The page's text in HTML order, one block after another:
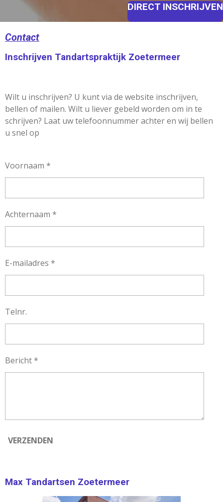
DIRECT INSCHRIJVEN
Contact
Inschrijven Tandartspraktijk Zoetermeer
Wilt u inschrijven? U kunt via de website inschrijven,
bellen of mailen. Wilt u liever gebeld worden om in te
schrijven? Laat uw telefoonnummer achter en wij bellen
u snel op
Voornaam *
Achternaam *
E-mailadres *
Telnr.
Bericht *
VERZENDEN
Max Tandartsen Zoetermeer